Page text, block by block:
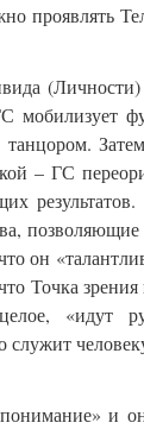
проявлять
мобилизует
– ГС
позволяющие
он
Точка
«идут
и